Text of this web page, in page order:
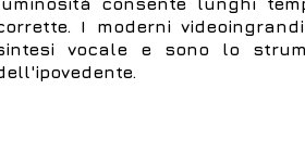
I moderni
vocale e sono lo